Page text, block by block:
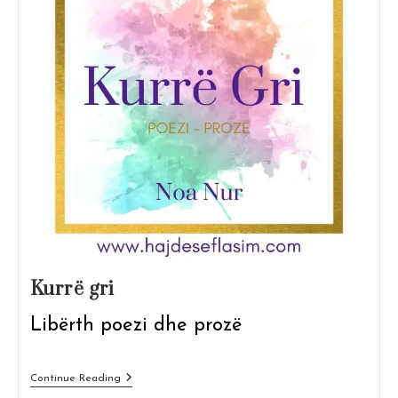
Kurrë gri
Libërth poezi dhe prozë
Continue ReadingKurrë